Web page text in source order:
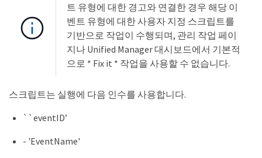
트 유형에 대한 경고와 연결한 경우 해당 이
벤트 유형에 대한 사용자 지정 스크립트를
기반으로 작업이 수행되며, 관리 작업 페이
지나 Unified Manager 대시보드에서 기본적
으로 * Fix it * 작업을 사용할 수 없습니다.
스크립트는 실행에 다음 인수를 사용합니다.
``eventID’
- 'EventName'